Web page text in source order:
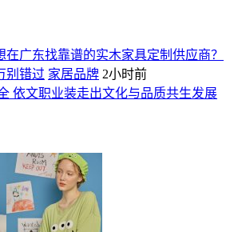
在广东找靠谱的实木家具定制供应商？
别错过 家居品牌 2小时前
依文职业装走出文化与品质共生发展